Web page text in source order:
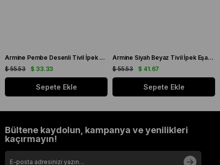
Armine Pembe Desenli Tivil İpek Eşarp 8914 - 57
$ 33.33
$ 55.53
Sepete Ekle
Armine Siyah Beyaz Tivil İpek Eşarp 8924 - 01
$ 41.67
$ 55.53
Sepete Ekle
Bültene kaydolun, kampanya ve yenilikleri
kaçırmayın!